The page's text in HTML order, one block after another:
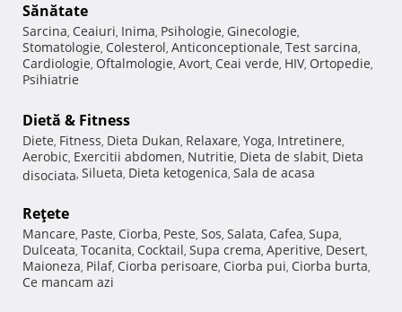
Sănătate
Sarcina, Ceaiuri, Inima, Psihologie, Ginecologie,
Stomatologie, Colesterol, Anticonceptionale, Test sarcina,
Cardiologie, Oftalmologie, Avort, Ceai verde, HIV, Ortopedie,
Psihiatrie
Dietă & Fitness
Diete, Fitness, Dieta Dukan, Relaxare, Yoga, Intretinere,
Aerobic, Exercitii abdomen, Nutritie, Dieta de slabit, Dieta
disociata, Silueta, Dieta ketogenica, Sala de acasa
Reţete
Mancare, Paste, Ciorba, Peste, Sos, Salata, Cafea, Supa,
Dulceata, Tocanita, Cocktail, Supa crema, Aperitive, Desert,
Maioneza, Pilaf, Ciorba perisoare, Ciorba pui, Ciorba burta,
Ce mancam azi